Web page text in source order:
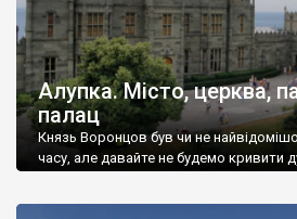
Алупка. Місто, церква,
палац
Князь Воронцов був чи не
часу, але давайте не будемо кривити